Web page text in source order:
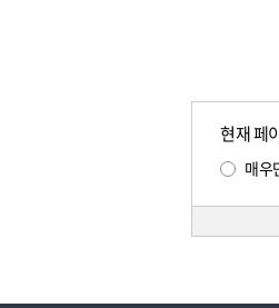
현재 페
매우